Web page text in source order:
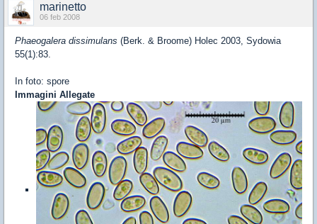
marinetto
06 feb 2008
Phaeogalera dissimulans (Berk. & Broome) Holec 2003, Sydowia
55(1):83.
In foto: spore
Immagini Allegate